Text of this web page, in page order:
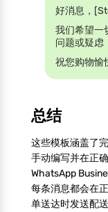
好消息，
我们希望一
问题或疑虑
祝您购物愉
总结
这些模板涵盖了
手动编写并在正
WhatsApp
每条消息都会在
单送达时发送配